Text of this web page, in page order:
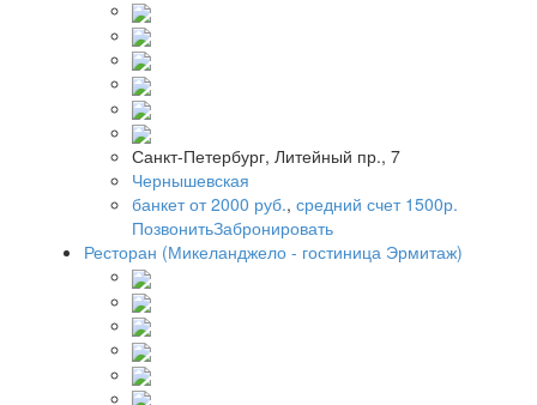
Санкт-Петербург, Литейный пр., 7
Чернышевская
банкет от 2000 руб., средний счет 1500р.
ПозвонитьЗабронировать
Ресторан (Микеланджело - гостиница Эрмитаж)